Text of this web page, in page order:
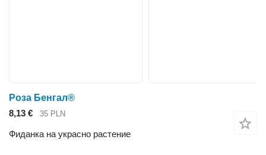
Роза Бенгал®
8,13 €
35 PLN
Фиданка на украсно растение